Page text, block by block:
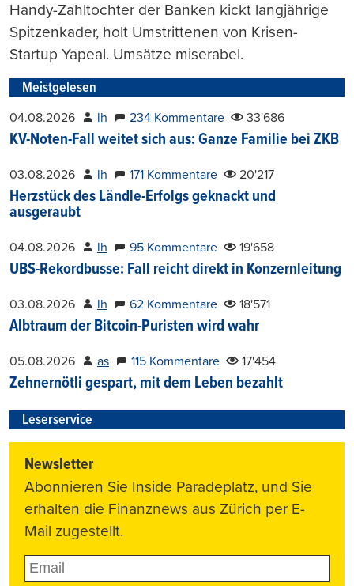
Handy-Zahltochter der Banken kickt langjährige
Spitzenkader, holt Umstrittenen von Krisen-
Startup Yapeal. Umsätze miserabel.
Meistgelesen
04.08.2026 lh 234 Kommentare 33'686
KV-Noten-Fall weitet sich aus: Ganze Familie bei ZKB
03.08.2026 lh 171 Kommentare 20'217
Herzstück des Ländle-Erfolgs geknackt und
ausgeraubt
04.08.2026 lh 95 Kommentare 19'658
UBS-Rekordbusse: Fall reicht direkt in Konzernleitung
03.08.2026 lh 62 Kommentare 18'571
Albtraum der Bitcoin-Puristen wird wahr
05.08.2026 as 115 Kommentare 17'454
Zehnernötli gespart, mit dem Leben bezahlt
Leserservice
Newsletter
Abonnieren Sie Inside Paradeplatz, und Sie
erhalten die Finanznews aus Zürich per E-
Mail zugestellt.